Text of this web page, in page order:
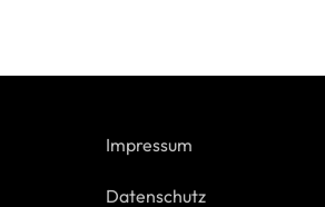
Impressum
Datenschutz